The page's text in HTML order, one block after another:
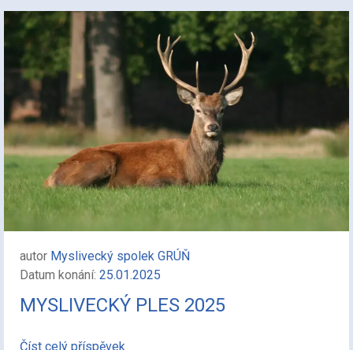
autor Myslivecký spolek GRÚŇ
Datum konání: 25.01.2025
MYSLIVECKÝ PLES 2025
Číst celý příspěvek